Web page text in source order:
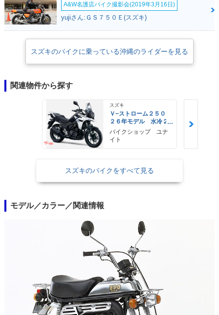
A&W名護店バイク撮影会(2019年3月16日)
yujiさん:ＧＳ７５０Ｅ(スズキ)
スズキのバイクに乗っている沖縄のライダーを見る
関連物件から探す
スズキ
Ｖ−ストローム２５０
２６年モデル 水冷２
気筒エンジン ＬＥＤ
ヘッドライト標準装備
バイクショップ ユナ
イト
スズキのバイクをすべて見る
モデル／カラー／関連情報